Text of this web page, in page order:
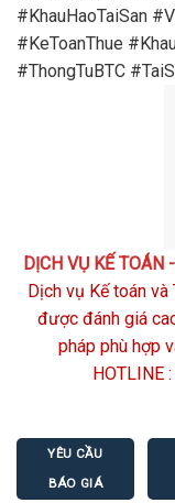
#KhauHaoTaiSan
#KeToanThue
#ThongTuBTC
DỊCH VỤ KẾ TOÁN
Dịch vụ Kế toán
được đánh giá
pháp phù hợp
HOTLINE :
YÊU CẦU
BÁO GIÁ